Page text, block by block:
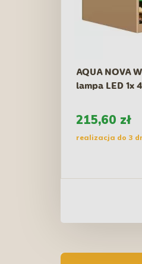
AQUA NOVA
lampa LED 1x
215,60 zł
realizacja do 3